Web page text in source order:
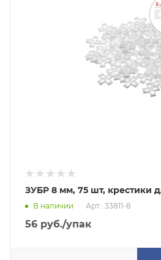
ЗУБР 8 мм, 75 шт, крестики
В наличии Арт.: 33811-8
56 руб./упак